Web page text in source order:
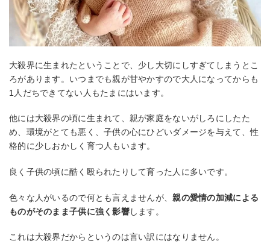
大殺界に生まれたということで、少し大切にしすぎてしまうとこ
ろがあります。いつまでも親が甘やかすので大人になってからも
1人だちできてない人もたまにはいます。
他には大殺界の頃に生まれて、親が家庭をないがしろにしたた
め、環境がとても悪く、子供の心にひどいダメージを与えて、性
格的に少しおかしく育つ人もいます。
良く子供の頃に酷く殴られたりして育った人に多いです。
色々な人がいるので何とも言えませんが、親の愛情の加減による
ものがそのまま子供に強く影響します。
これは大殺界だからというのは言い訳にはなりません。